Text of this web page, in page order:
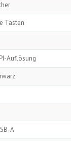
Tasten
Auflösung
A